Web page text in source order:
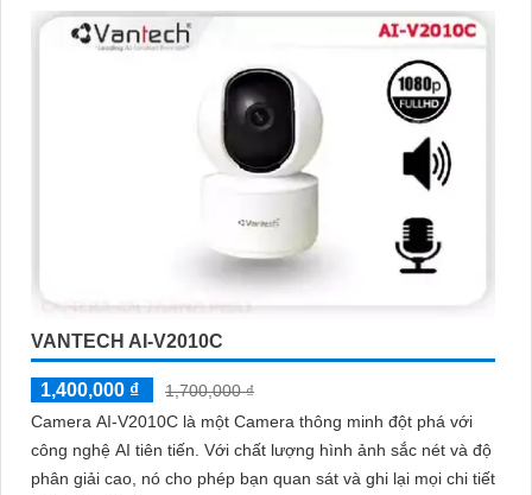
Với cam kết về chất lượng và dịch vụ, camera Vantech Việt Nam
mang lại sự an tâm cho người dùng trong việc giám sát và bảo
vệ tài sản. Đồng thời, giá cả của sản phẩm cũng được đánh giá
Nếu bạn cần thêm thông tin chi tiết về sản phẩm hay muốn tư
vấn, hãy liên hệ với đại lý phân phối chính thức của Vantech để
VANTECH AI-V2010C
1,400,000 ₫
1,700,000 ₫
Camera AI-V2010C là một Camera thông minh đột phá với
công nghệ AI tiên tiến. Với chất lượng hình ảnh sắc nét và độ
phân giải cao, nó cho phép bạn quan sát và ghi lại mọi chi tiết